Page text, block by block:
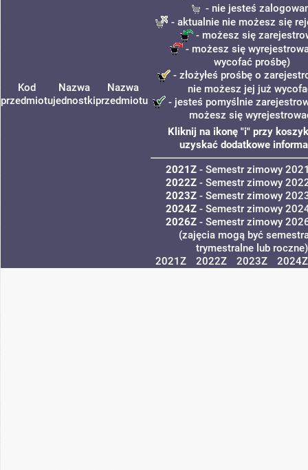
Kod
przedmiotu
Nazwa
jednostki
Nazwa
przedmiotu
- nie jesteś
- aktualnie nie możesz się
- możesz się
- możesz się
wycofać prośbę)
- złożyłeś prośbę o
nie możesz jej już
- jesteś pomyślnie
możesz się
Kliknij na ikonę "i" przy
uzyskać dodatkowe
2021Z- Semestr zimowy
2022Z- Semestr zimowy
2023Z- Semestr zimowy
2024Z- Semestr zimowy
2026Z- Semestr zimowy
(zajęcia mogą być
trymestralne lub roczne)
2021Z
2022Z 2023Z 2024Z